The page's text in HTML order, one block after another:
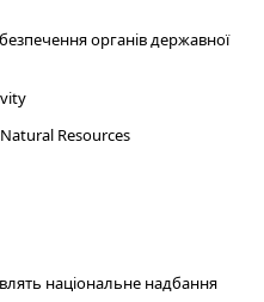
органів державної
Resources
національне надбання